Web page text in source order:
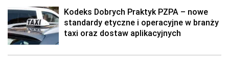
Kodeks Dobrych Praktyk PZPA – nowe
standardy etyczne i operacyjne w branży
taxi oraz dostaw aplikacyjnych